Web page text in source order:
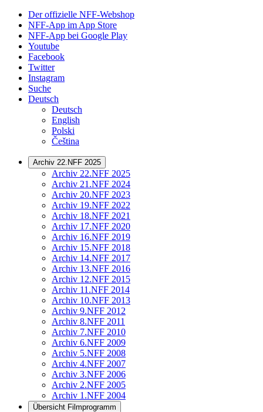
Der offizielle NFF-Webshop
NFF-App im App Store
NFF-App bei Google Play
Youtube
Facebook
Twitter
Instagram
Suche
Deutsch
Deutsch
English
Polski
Čeština
Archiv 22.NFF 2025
Archiv 22.NFF 2025
Archiv 21.NFF 2024
Archiv 20.NFF 2023
Archiv 19.NFF 2022
Archiv 18.NFF 2021
Archiv 17.NFF 2020
Archiv 16.NFF 2019
Archiv 15.NFF 2018
Archiv 14.NFF 2017
Archiv 13.NFF 2016
Archiv 12.NFF 2015
Archiv 11.NFF 2014
Archiv 10.NFF 2013
Archiv 9.NFF 2012
Archiv 8.NFF 2011
Archiv 7.NFF 2010
Archiv 6.NFF 2009
Archiv 5.NFF 2008
Archiv 4.NFF 2007
Archiv 3.NFF 2006
Archiv 2.NFF 2005
Archiv 1.NFF 2004
Übersicht Filmprogramm